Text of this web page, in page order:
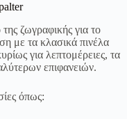
ζωγραφικής για το
με τα κλασικά πινέλα
για λεπτομέρειες, τα
επιφανειών.
όπως: